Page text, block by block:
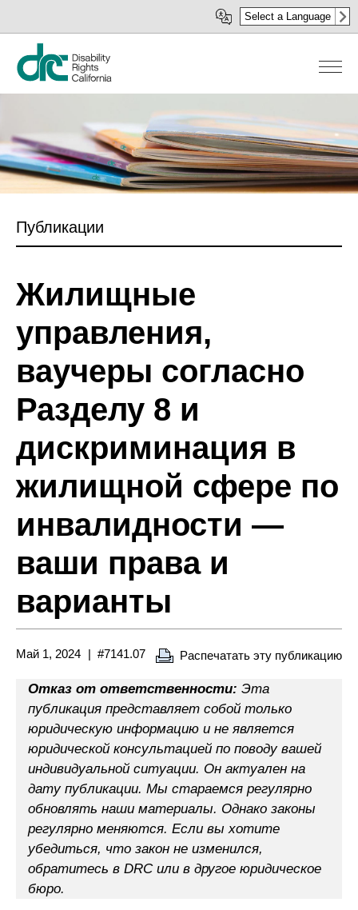
к
основному
содержанию
Select a Language
Публикации
Жилищные
управления,
ваучеры согласно
Разделу 8 и
дискриминация в
жилищной сфере по
инвалидности —
ваши права и
варианты
Май 1, 2024 #7141.07 Распечатать эту публикацию
Отказ от ответственности: Эта
публикация представляет собой только
юридическую информацию и не является
юридической консультацией по поводу вашей
индивидуальной ситуации. Он актуален на
дату публикации. Мы стараемся регулярно
обновлять наши материалы. Однако законы
регулярно меняются. Если вы хотите
убедиться, что закон не изменился,
обратитесь в DRC или в другое юридическое
бюро.